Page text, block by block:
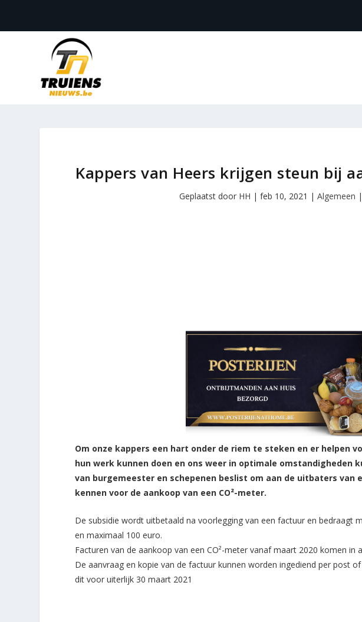
Kappers van Heers krijgen steun bij
Geplaatst door HH |feb 10, 2021 |Algemeen |
Om onze kappers een hart onder de riem te steken en er helpen
hun werk kunnen doen en ons weer in optimale omstandigheden
van burgemeester en schepenen beslist om aan de uitbaters van
kennen voor de aankoop van een CO²-meter.
De subsidie wordt uitbetaald na voorlegging van een factuur en bedraagt
en maximaal 100 euro.
Facturen van de aankoop van een CO²-meter vanaf maart 2020 komen in
De aanvraag en kopie van de factuur kunnen worden ingediend per post
dit voor uiterlijk 30 maart 2021